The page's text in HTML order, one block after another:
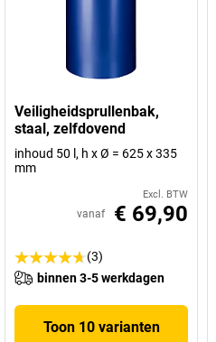
Veiligheidsprullenbak,
staal, zelfdovend
inhoud 50 l, h x Ø = 625 x 335
mm
Excl. BTW
vanaf € 69,90
(3)
binnen 3-5 werkdagen
Toon 10 varianten